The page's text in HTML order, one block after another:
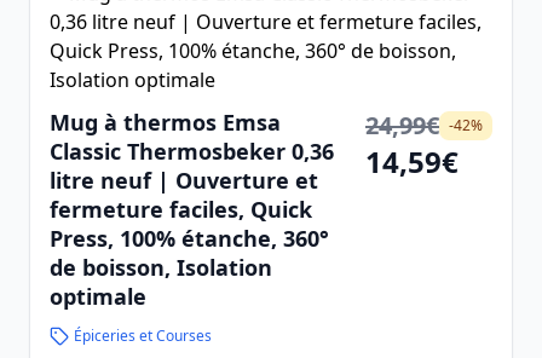
Mug à thermos Emsa
Classic Thermosbeker 0,36
litre neuf | Ouverture et
fermeture faciles, Quick
Press, 100% étanche, 360°
de boisson, Isolation
optimale
Épiceries et Courses
24,99€ -42%
14,59€